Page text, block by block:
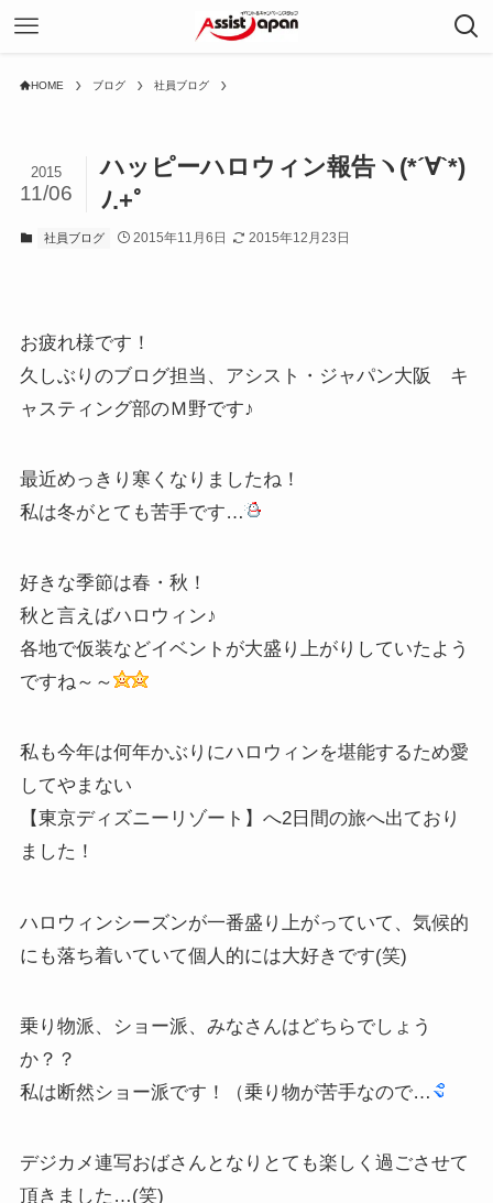
HOME ブログ 社員ブログ
ハッピーハロウィン報告ヽ(*´∀`*)
ﾉ.+ﾟ
2015
11/06
社員ブログ 2015年11月6日 2015年12月23日
お疲れ様です！
久しぶりのブログ担当、アシスト・ジャパン大阪 キ
ャスティング部のＭ野です♪
最近めっきり寒くなりましたね！
私は冬がとても苦手です…
好きな季節は春・秋！
秋と言えばハロウィン♪
各地で仮装などイベントが大盛り上がりしていたよう
ですね～～
私も今年は何年かぶりにハロウィンを堪能するため愛
してやまない
【東京ディズニーリゾート】へ2日間の旅へ出ており
ました！
ハロウィンシーズンが一番盛り上がっていて、気候的
にも落ち着いていて個人的には大好きです(笑)
乗り物派、ショー派、みなさんはどちらでしょう
か？？
私は断然ショー派です！（乗り物が苦手なので…
デジカメ連写おばさんとなりとても楽しく過ごさせて
頂きました…(笑)